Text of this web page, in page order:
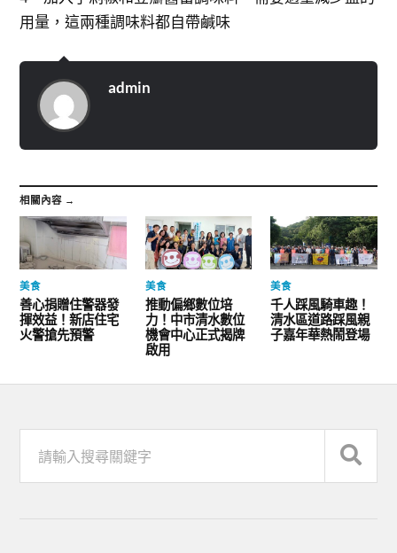
用量，這兩種調味料都自帶鹹味
admin
相關內容 →
美食
善心捐贈住警器發
揮效益！新店住宅
火警搶先預警
美食
推動偏鄉數位培
力！中市清水數位
機會中心正式揭牌
啟用
美食
千人踩風騎車趣！
清水區道路踩風親
子嘉年華熱鬧登場